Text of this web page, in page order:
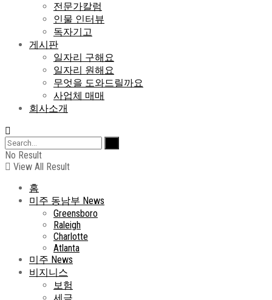
전문가칼럼
인물 인터뷰
독자기고
게시판
일자리 구해요
일자리 원해요
무엇을 도와드릴까요
사업체 매매
회사소개
No Result
View All Result
홈
미주 동남부 News
Greensboro
Raleigh
Charlotte
Atlanta
미주 News
비지니스
보험